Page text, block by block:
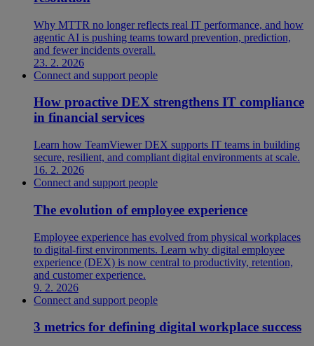
Why MTTR no longer reflects real IT performance, and how
agentic AI is pushing teams toward prevention, prediction,
and fewer incidents overall.
23. 2. 2026
Connect and support people
How proactive DEX strengthens IT compliance
in financial services
Learn how TeamViewer DEX supports IT teams in building
secure, resilient, and compliant digital environments at scale.
16. 2. 2026
Connect and support people
The evolution of employee experience
Employee experience has evolved from physical workplaces
to digital-first environments. Learn why digital employee
experience (DEX) is now central to productivity, retention,
and customer experience.
9. 2. 2026
Connect and support people
3 metrics for defining digital workplace success